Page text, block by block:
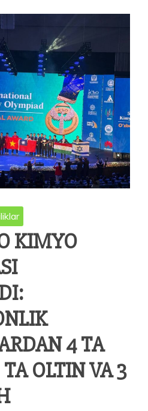
KIMYO
4 TA
OLTIN VA 3